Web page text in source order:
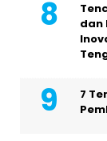
dan
7